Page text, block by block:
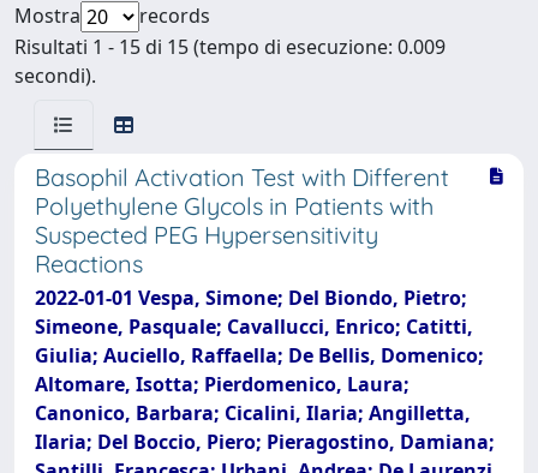
Mostra
records
Risultati 1 - 15 di 15 (tempo di esecuzione: 0.009
secondi).
Basophil Activation Test with Different
Polyethylene Glycols in Patients with
Suspected PEG Hypersensitivity
Reactions
2022-01-01 Vespa, Simone; Del Biondo, Pietro;
Simeone, Pasquale; Cavallucci, Enrico; Catitti,
Giulia; Auciello, Raffaella; De Bellis, Domenico;
Altomare, Isotta; Pierdomenico, Laura;
Canonico, Barbara; Cicalini, Ilaria; Angilletta,
Ilaria; Del Boccio, Piero; Pieragostino, Damiana;